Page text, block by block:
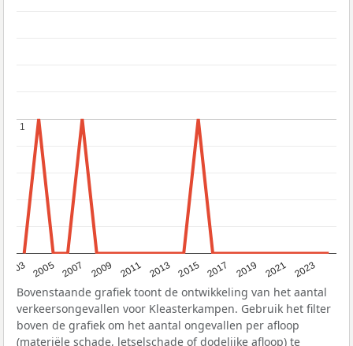
2003 2005 2007 2009 2011 2013 2015 2017 2019 2021 2023
1
1
Bovenstaande grafiek toont de ontwikkeling van het aantal
verkeersongevallen voor Kleasterkampen. Gebruik het filter
boven de grafiek om het aantal ongevallen per afloop
(materiële schade, letselschade of dodelijke afloop) te